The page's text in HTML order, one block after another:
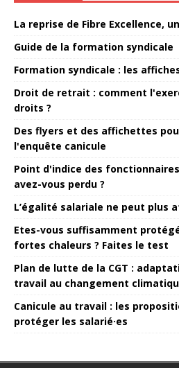
La reprise de Fibre Excellence,
Guide de la formation syndicale
Formation syndicale : les
Droit de retrait : comment
droits ?
Des flyers et des affichettes
l'enquête canicule
Point d'indice des
avez-vous perdu ?
L’égalité salariale ne peut plus
Etes-vous suffisamment
fortes chaleurs ? Faites le test
Plan de lutte de la CGT :
travail au changement
Canicule au travail : les
protéger les salarié·es